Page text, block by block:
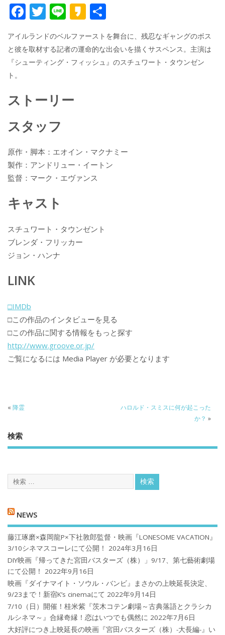
F
e
b
o
k
T
w
itt
er
Li
e
K
k
a
有
アイルランドのベルファーストを舞台に、残忍なギャングのボス
と彼を取材する記者の運命的な出会いを描くサスペンス。主演は
『シューティング・フィッシュ』のスチュワート・タウンゼン
ト。
ストーリー
スタッフ
原作・脚本：エオイン・マクナミー
製作：アンドリュー・イートン
監督：マーク・エヴァンス
キャスト
スチュワート・タウンゼント
ブレンダ・フリッカー
ジョン・ハンナ
LINK
□IMDb
□この作品のインタビューを見る
□この作品に関する情報をもっと探す
http://www.groove.or.jp/
ご覧になるには Media Player が必要となります
« 降霊
ハロルド・スミスに何が起こった
か？ »
検索
NEWS
藤江琢磨×森岡龍P×下社敦郎監督・映画『LONESOME VACATION』
3/10シネマスコーレにて公開！
2024年3月16日
DIY映画『帰ってきた宮田バスターズ（株）」9/17、第七藝術劇場
にて公開！
2022年9月16日
映画『ダイナマイト・ソウル・バンビ』まさかの上映延長決定、
9/23まで！新宿K’s cinemaにて 2022年9月14日
7/10（日）開催！桂米紫『茨木コテン劇場～古典落語とクラシカ
ルシネマ～』合縁奇縁！恋はいつでも偶然に 2022年7月6日
大好評につき上映延長の映画『宮田バスターズ（株）-大長編-』い